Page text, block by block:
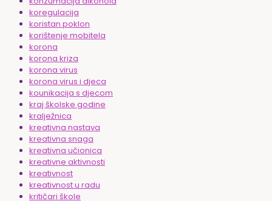
koregulacija
koristan poklon
korištenje mobitela
korona
korona kriza
korona virus
korona virus i djeca
kounikacija s djecom
kraj školske godine
kralježnica
kreativna nastava
kreativna snaga
kreativna učionica
kreativne aktivnosti
kreativnost
kreativnost u radu
kritičari škole